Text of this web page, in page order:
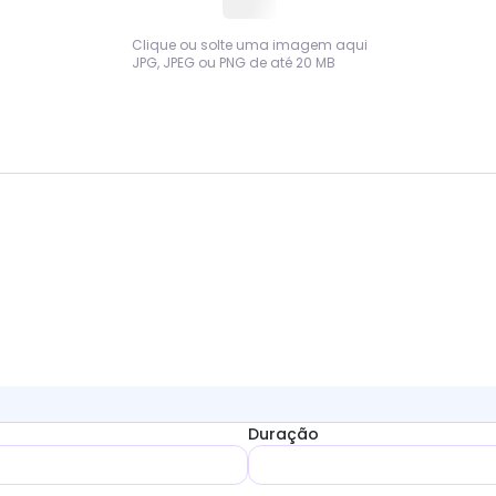
Clique ou solte uma imagem aqui
JPG, JPEG ou PNG de até 20 MB
Duração